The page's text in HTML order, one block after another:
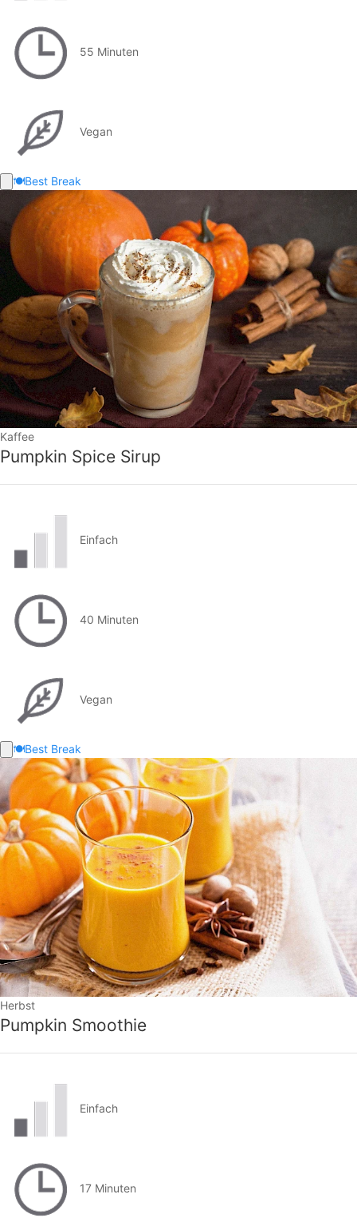
55 Minuten
Vegan
🍽️Best Break
Kaffee
Pumpkin Spice Sirup
Einfach
40 Minuten
Vegan
🍽️Best Break
Herbst
Pumpkin Smoothie
Einfach
17 Minuten